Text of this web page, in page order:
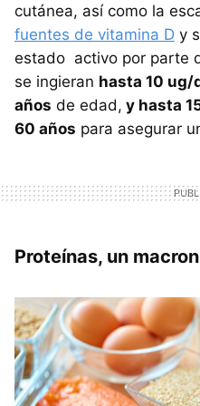
cutánea, así como la
fuentes de vitamina D y
estado activo por parte
se ingieran hasta 10 ug/
años de edad, y hasta
60 años para asegurar
Proteínas, un